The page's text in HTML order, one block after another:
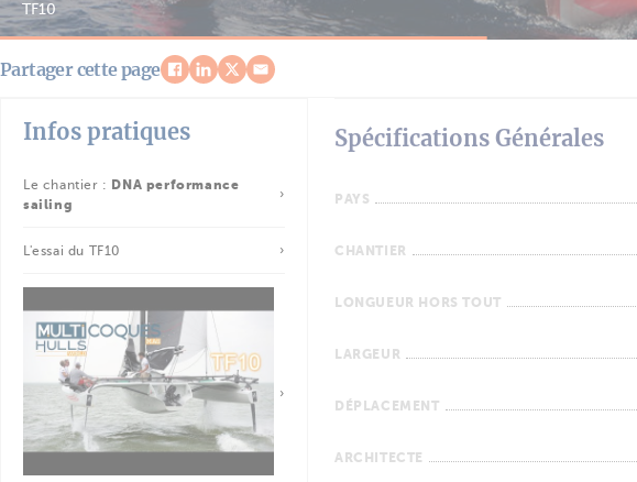
TF10
Partager cette page
Infos pratiques
Le chantier : DNA performance
sailing
L'essai du TF10
Spécifications Générales
PAYS
CHANTIER
LONGUEUR HORS TOUT
LARGEUR
DÉPLACEMENT
ARCHITECTE